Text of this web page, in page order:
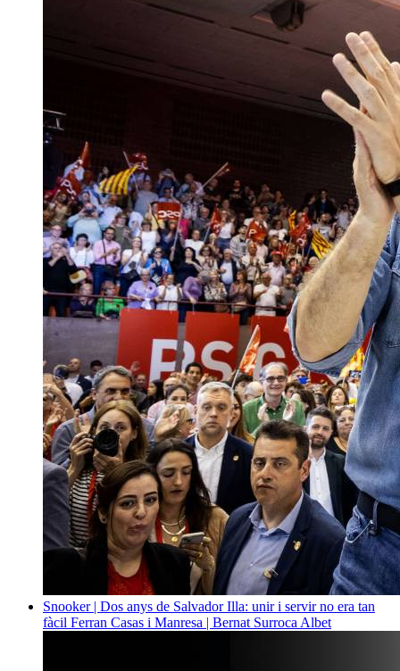
Snooker | Dos anys de Salvador Illa: unir i servir no era tan
fàcil Ferran Casas i Manresa | Bernat Surroca Albet